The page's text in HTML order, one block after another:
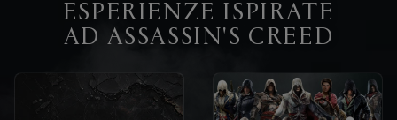
ESPERIENZE ISPIRATE
AD ASSASSIN'S CREED